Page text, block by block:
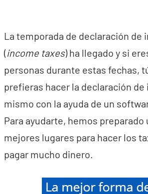
La temporada de declaración de
(income taxes) ha llegado y si
personas durante estas fechas,
prefieras hacer la declaración
mismo con la ayuda de un
Para ayudarte, hemos preparado
mejores lugares para hacer los
pagar mucho dinero.